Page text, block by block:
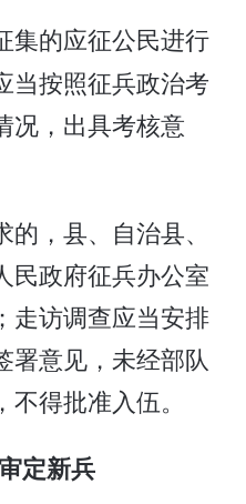
集的应征公民进行
当按照征兵政治考
况，出具考核意
，县、自治县、
民政府征兵办公室
走访调查应当安排
署意见，未经部队
得批准入伍。
定新兵